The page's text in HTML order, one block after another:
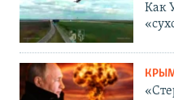
Как